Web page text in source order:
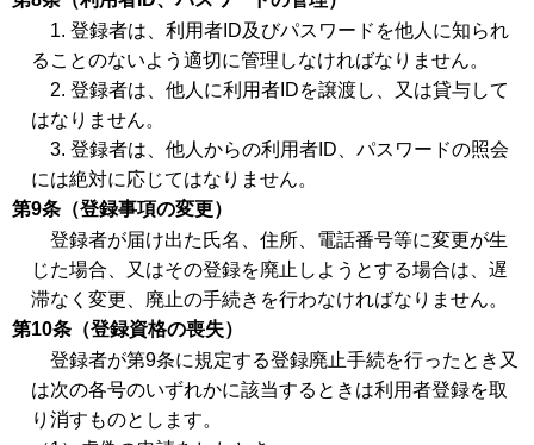
1. 登録者は、利用者ID及びパスワードを他人に知られ
ることのないよう適切に管理しなければなりません。
2. 登録者は、他人に利用者IDを譲渡し、又は貸与して
はなりません。
3. 登録者は、他人からの利用者ID、パスワードの照会
には絶対に応じてはなりません。
第9条（登録事項の変更）
登録者が届け出た氏名、住所、電話番号等に変更が生
じた場合、又はその登録を廃止しようとする場合は、遅
滞なく変更、廃止の手続きを行わなければなりません。
第10条（登録資格の喪失）
登録者が第9条に規定する登録廃止手続を行ったとき又
は次の各号のいずれかに該当するときは利用者登録を取
り消すものとします。